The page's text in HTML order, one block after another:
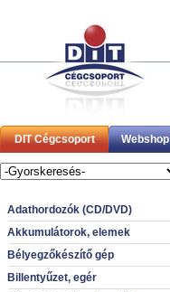
DIT Cégcsoport Webshop
Adathordozók (CD/DVD)
Akkumulátorok, elemek
Bélyegzőkészítő gép
Billentyűzet, egér